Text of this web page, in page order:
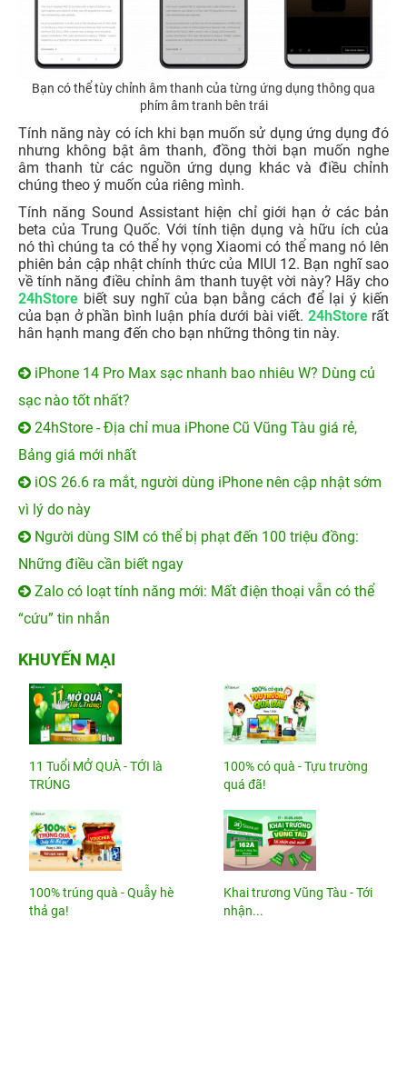
Bạn có thể tùy chỉnh âm thanh của từng ứng dụng thông qua
phím âm tranh bên trái
Tính năng này có ích khi bạn muốn sử dụng ứng dụng đó
nhưng không bật âm thanh, đồng thời bạn muốn nghe
âm thanh từ các nguồn ứng dụng khác và điều chỉnh
chúng theo ý muốn của riêng mình.
Tính năng Sound Assistant hiện chỉ giới hạn ở các bản
beta của Trung Quốc. Với tính tiện dụng và hữu ích của
nó thì chúng ta có thể hy vọng Xiaomi có thể mang nó lên
phiên bản cập nhật chính thức của MIUI 12. Bạn nghĩ sao
về tính năng điều chỉnh âm thanh tuyệt vời này? Hãy cho
24hStore biết suy nghĩ của bạn bằng cách để lại ý kiến
của bạn ở phần bình luận phía dưới bài viết. 24hStorerất
hân hạnh mang đến cho bạn những thông tin này.
iPhone 14 Pro Max sạc nhanh bao nhiêu W? Dùng củ
sạc nào tốt nhất?
24hStore - Địa chỉ mua iPhone Cũ Vũng Tàu giá rẻ,
Bảng giá mới nhất
iOS 26.6 ra mắt, người dùng iPhone nên cập nhật sớm
vì lý do này
Người dùng SIM có thể bị phạt đến 100 triệu đồng:
Những điều cần biết ngay
Zalo có loạt tính năng mới: Mất điện thoại vẫn có thể
“cứu” tin nhắn
KHUYẾN MẠI
11 Tuổi MỞ QUÀ - TỚI là
TRÚNG
100% có quà - Tựu trường
quá đã!
100% trúng quà - Quẫy hè
thả ga!
Khai trương Vũng Tàu - Tới
nhận...